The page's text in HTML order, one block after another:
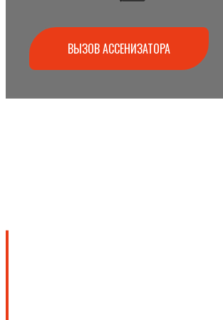
ВЫЗОВ АССЕНИЗАТОРА